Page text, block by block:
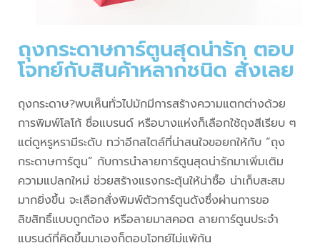
ถุงกระดาษการ์ตูนสุดน่ารัก ตอบ
โจทย์กับสินค้าหลากชนิด สั่งเลย
ถุงกระดาษ?พบเห็นทั่วไปมักมีการสร้างความแตกต่างด้วย
การพิมพ์โลโก้ ชื่อแบรนด์ หรือบางแห่งก็เลือกใช้ถุงสีเรียบ ๆ
แต่ดูหรูหรามีระดับ ทว่าอีกสไตล์ที่น่าสนใจขอยกให้กับ “ถุง
กระดาษการ์ตูน” กับการนำลายการ์ตูนสุดน่ารักมาเพิ่มเติม
ความแปลกใหม่ ช่วยสร้างแรงกระตุ้นให้น่าซื้อ น่าเก็บสะสม
มากยิ่งขึ้น จะเลือกสั่งพิมพ์ตัวการ์ตูนดังซึ่งผ่านการขอ
ลิขสิทธิ์แบบถูกต้อง หรือลายมาสคอต ลายการ์ตูนประจำ
แบรนด์ที่คิดขึ้นมาเองก็ตอบโจทย์ไม่แพ้กัน